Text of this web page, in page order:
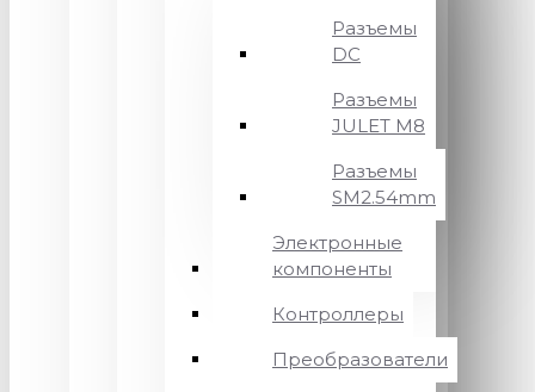
Разъемы
DC
Разъемы
JULET M8
Разъемы
SM2.54mm
Электронные
компоненты
Контроллеры
Преобразователи